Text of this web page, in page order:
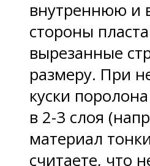
внутреннюю
стороны
вырезанные
размеру. При
куски
в 2-3 слоя
материал
считаете, что